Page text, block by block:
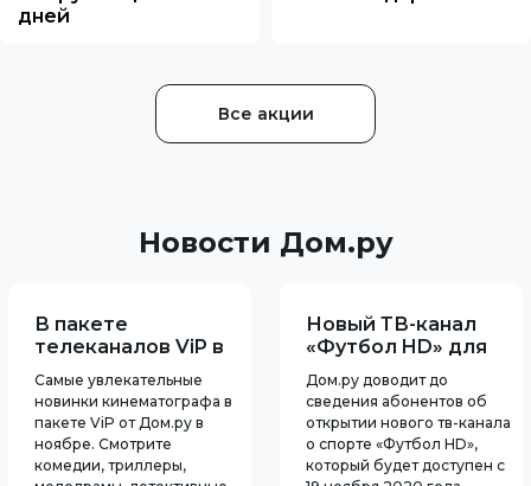
дней
Все акции
Новости Дом.ру
В пакете
телеканалов ViP в
интересного
Самые увлекательные
новинки кинематографа в
пакете ViP от Дом.ру в
ноябре. Смотрите
комедии, триллеры,
Новый ТВ-канал
«Футбол HD» для
Дом.ру
Дом.ру доводит до
сведения абонентов об
открытии нового тв-канала
о спорте «Футбол HD»,
который будет доступен с